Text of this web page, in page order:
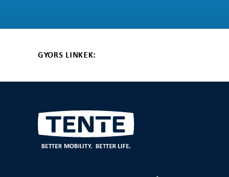
GYORS LINKEK: